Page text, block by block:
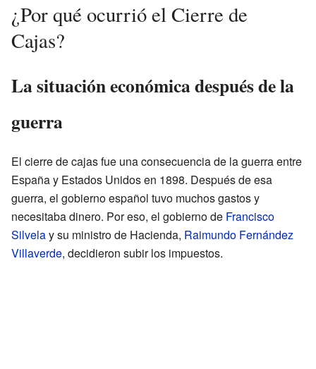
¿Por qué ocurrió el Cierre de
Cajas?
La situación económica después de la
guerra
El cierre de cajas fue una consecuencia de la guerra entre
España y Estados Unidos en 1898. Después de esa
guerra, el gobierno español tuvo muchos gastos y
necesitaba dinero. Por eso, el gobierno de Francisco
Silvelay su ministro de Hacienda, Raimundo Fernández
Villaverde, decidieron subir los impuestos.